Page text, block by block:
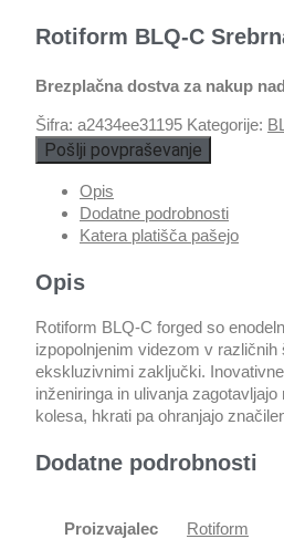
Rotiform BLQ-C
Brezplačna dostva za nakup
Šifra: a2434ee31195 Kategorije:
Pošlji povpraševanje
Opis
Dodatne podrobnosti
Katera platišča pašejo
Opis
Rotiform BLQ-C forged so
izpopolnjenim videzom v različnih
ekskluzivnimi zaključki.
inženiringa in ulivanja
kolesa, hkrati pa ohranjajo
Dodatne podrobnosti
Proizvajalec Rotiform